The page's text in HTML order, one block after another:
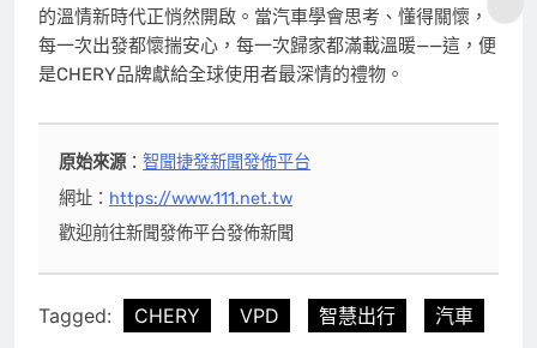
的溫情新時代正悄然開啟。當汽車學會思考、懂得關懷，
每一次出發都懷揣安心，每一次歸家都滿載溫暖——這，便
是CHERY品牌獻給全球使用者最深情的禮物。
原始來源：智聞捷發新聞發佈平台
網址： https://www.111.net.tw
歡迎前往新聞發佈平台發佈新聞
Tagged: CHERY VPD 智慧出行 汽車